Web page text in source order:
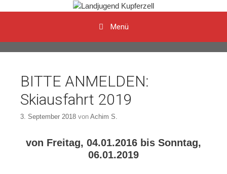
Menü
BITTE ANMELDEN:
Skiausfahrt 2019
3. September 2018 von Achim S.
von Freitag, 04.01.2016 bis Sonntag,
06.01.2019